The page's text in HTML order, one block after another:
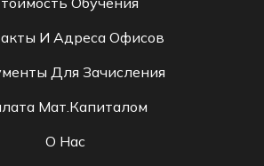
И Адреса Офисов
Для Зачисления
Мат.капиталом
О Нас